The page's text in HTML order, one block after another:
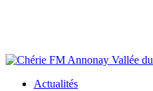
Actualités